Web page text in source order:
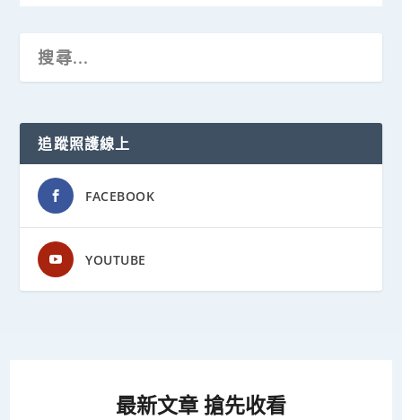
追蹤照護線上
FACEBOOK
YOUTUBE
最新文章 搶先收看